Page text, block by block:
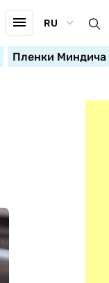
RU
Пленки Миндича